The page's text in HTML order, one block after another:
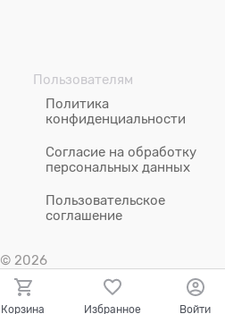
Пользователям
Политика
конфиденциальности
Согласие на обработку
персональных данных
Пользовательское
соглашение
© 2026
Корзина Избранное Войти